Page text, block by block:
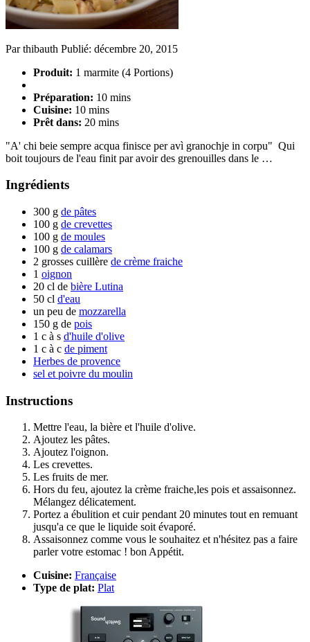
Parthibauth Publié: décembre 20, 2015
Produit: 1 marmite (4 Portions)
Préparation: 10 mins
Cuisine: 10 mins
Prêt dans: 20 mins
"A' chi beie sempre acqua finisce per avì granochje in corpu" Qui
boit toujours de l'eau finit par avoir des grenouilles dans le …
Ingrédients
300 g de pâtes
100 g de crevettes
100 g de moules
100 g de calamars
2 grosses cuillère de crème fraiche
1 oignon
20 cl de bière Lutina
50 cl d'eau
un peu de mozzarella
150 g de pois
1 c à s d'huile d'olive
1 c à c de piment
Herbes de provence
sel et poivre du moulin
Instructions
Mettre l'eau, la bière et l'huile d'olive.
Ajoutez les pâtes.
Ajoutez l'oignon.
Les crevettes.
Les fruits de mer.
Hors du feu, ajoutez la crème fraiche,les pois et assaisonnez.
Mélangez délicatement.
Portez a ébulition et cuir pendant 20 minutes tout en remuant
jusqu'a ce que le liquide soit évaporé.
Assaisonnez comme vous le souhaitez et n'hésitez pas a faire
parler votre estomac ! bon Appétit.
Cuisine: Française
Type de plat: Plat